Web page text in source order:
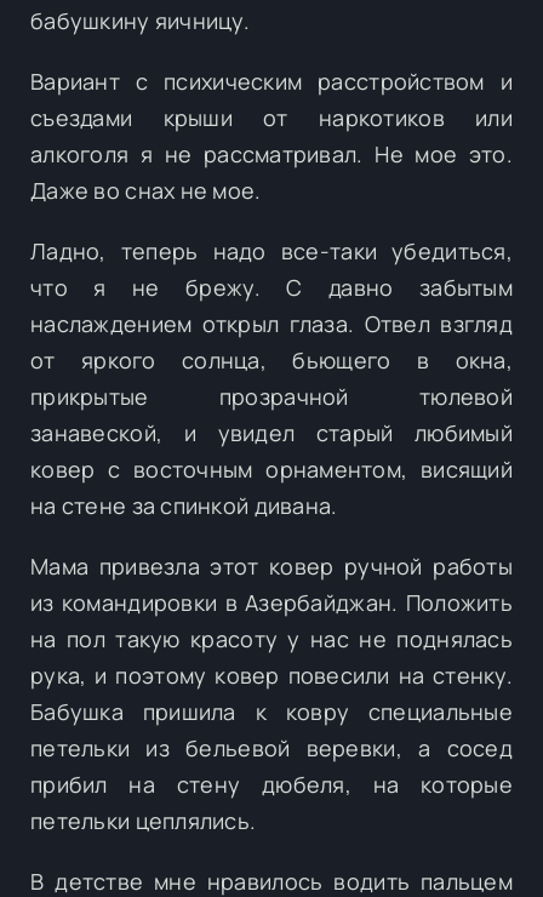
бабушкину яичницу.
Вариант с психическим расстройством и
съездами крыши от наркотиков или
алкоголя я не рассматривал. Не мое это.
Даже во снах не мое.
Ладно, теперь надо все-таки убедиться,
что я не брежу. С давно забытым
наслаждением открыл глаза. Отвел взгляд
от яркого солнца, бьющего в окна,
прикрытые прозрачной тюлевой
занавеской, и увидел старый любимый
ковер с восточным орнаментом, висящий
на стене за спинкой дивана.
Мама привезла этот ковер ручной работы
из командировки в Азербайджан. Положить
на пол такую красоту у нас не поднялась
рука, и поэтому ковер повесили на стенку.
Бабушка пришила к ковру специальные
петельки из бельевой веревки, а сосед
прибил на стену дюбеля, на которые
петельки цеплялись.
В детстве мне нравилось водить пальцем